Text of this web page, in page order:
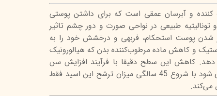
و آبرسان عمقی است که برای داشتن پوستی
تونالیتیه طبیعی در نواحی صورت و دور چشم تاثیر
شدن پوست استحکام، فربهی و درخشش خود را به
و کاهش ماده مرطوب‌کننده بدن که هیالورونیک
دهد. کاهش این سطح دقیقا با فرآیند افزایش سن
مرتبط می‌شه و تخمین زده می شود با شروع 45 سالگی میزان ترشح این اسید فقط
می‌کند.